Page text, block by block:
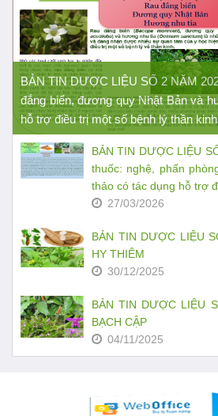
BẢN TIN DƯỢC LIỆU SỐ 2 NĂM
đắng biển, đương quy Nhật Bản và
hỗ trợ điều trị một số bệnh lý thần kinh
BẢN TIN DƯỢC LIỆU
thuốc: nghệ, phấn
thảo có tác dụng hỗ trợ
27/03/2026
BẢN TIN DƯỢC LIỆU
HY THIÊM
30/12/2025
BẢN TIN DƯỢC LIỆU
BẠCH CẬP
04/11/2025